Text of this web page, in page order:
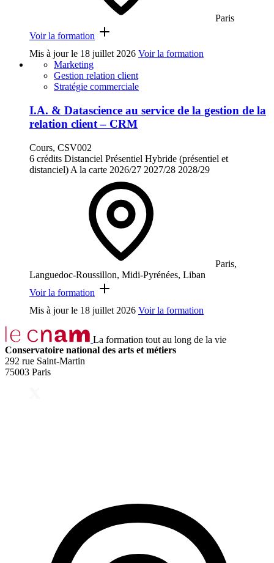
Paris
Voir la formation
Mis à jour le 18 juillet 2026 Voir la formation
Marketing
Gestion relation client
Stratégie commerciale
I.A. & Datascience au service de la gestion de la
relation client – CRM
Cours, CSV002
6 crédits Distanciel Présentiel Hybride (présentiel et
distanciel) A la carte 2026/27 2027/28 2028/29
Paris,
Languedoc-Roussillon, Midi-Pyrénées, Liban
Voir la formation
Mis à jour le 18 juillet 2026 Voir la formation
La formation tout au long de la vie
Conservatoire national des arts et métiers
292 rue Saint-Martin
75003 Paris